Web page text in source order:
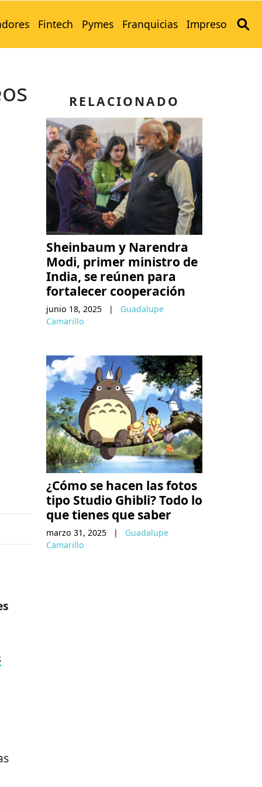
Fintech Pymes Franquicias Impreso
RELACIONADO
Sheinbaum y Narendra
Modi, primer ministro de
India, se reúnen para
fortalecer cooperación
junio 18, 2025 |
Guadalupe
Camarillo
¿Cómo se hacen las fotos
tipo Studio Ghibli? Todo lo
que tienes que saber
marzo 31, 2025 |
Guadalupe
Camarillo